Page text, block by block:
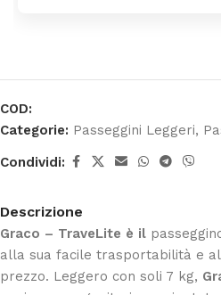
COD:
Categorie: Passeggini Leggeri,
Condividi:
Descrizione
Graco – TraveLite è il
alla sua facile trasportabilità e
prezzo. Leggero con soli 7 kg,